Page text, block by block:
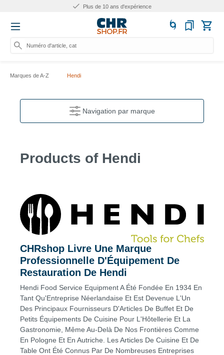
Plus de 10 ans d'expérience
Numéro d'article, catégorie
Marques de A-Z Hendi
Navigation par marque
Products of Hendi
CHRshop Livre Une Marque
Professionnelle D'Équipement De
Restauration De Hendi
Hendi Food Service Equipment A Été Fondée En 1934 En
Tant Qu'Entreprise Néerlandaise Et Est Devenue L'Un
Des Principaux Fournisseurs D'Articles De Buffet Et De
Petits Équipements De Cuisine Pour L'Hôtellerie Et La
Gastronomie, Même Au-Delà De Nos Frontières Comme
En Pologne Et En Autriche. Les Articles De Cuisine Et De
Table Ont Été Connus Par De Nombreuses Entreprises